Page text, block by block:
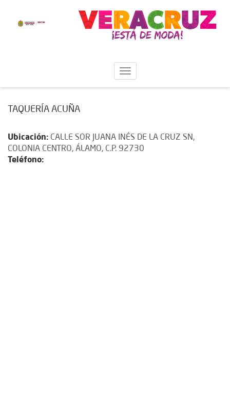
TAQUERÍA ACUÑA
Ubicación: CALLE SOR JUANA INÉS DE LA CRUZ SN,
COLONIA CENTRO, ÁLAMO, C.P. 92730
Teléfono: